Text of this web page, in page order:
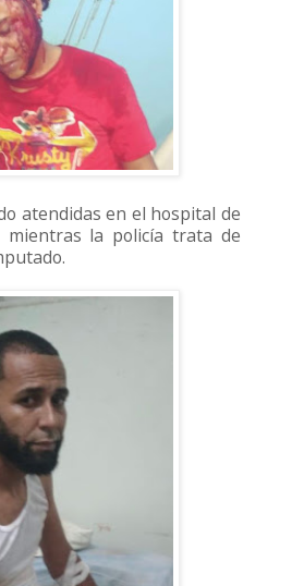
atendidas en el hospital de
mientras la policía trata de